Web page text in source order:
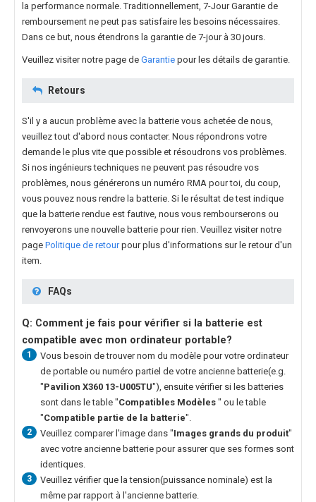
la performance normale. Traditionnellement, 7-Jour Garantie de
remboursement ne peut pas satisfaire les besoins nécessaires.
Dans ce but, nous étendrons la garantie de 7-jour à 30 jours.
Veuillez visiter notre page de Garantie pour les détails de garantie.
Retours
S'il y a aucun problème avec la batterie vous achetée de nous,
veuillez tout d'abord nous contacter. Nous répondrons votre
demande le plus vite que possible et résoudrons vos problèmes.
Si nos ingénieurs techniques ne peuvent pas résoudre vos
problèmes, nous générerons un numéro RMA pour toi, du coup,
vous pouvez nous rendre la batterie. Si le résultat de test indique
que la batterie rendue est fautive, nous vous rembourserons ou
renvoyerons une nouvelle batterie pour rien. Veuillez visiter notre
page Politique de retourpour plus d'informations sur le retour d'un
item.
FAQs
Q: Comment je fais pour vérifier si la batterie est
compatible avec mon ordinateur portable?
1
Vous besoin de trouver nom du modèle pour votre ordinateur
de portable ou numéro partiel de votre ancienne batterie(e.g.
"Pavilion X360 13-U005TU"), ensuite vérifier si les batteries
sont dans le table "Compatibles Modèles " ou le table
"Compatible partie de la batterie".
2 Veuillez comparer l'image dans "Images grands du produit"
avec votre ancienne batterie pour assurer que ses formes sont
identiques.
3
Veuillez vérifier que la tension(puissance nominale) est la
même par rapport à l'ancienne batterie.